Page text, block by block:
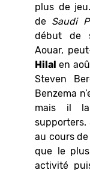
plus de
de Saudi
début de
Aouar,
Hilal en
Steven
Benzema
mais il
supporters.
au cours
que le
activité